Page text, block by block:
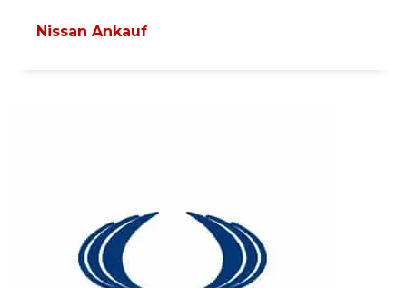
Nissan Ankauf